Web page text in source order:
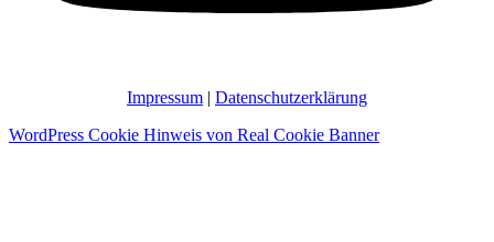
Impressum | Datenschutzerklärung
WordPress Cookie Hinweis von Real Cookie Banner